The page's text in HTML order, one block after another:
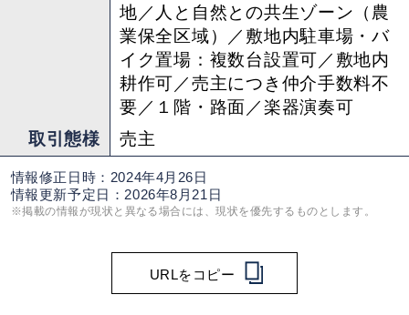
地／人と自然との共生ゾーン（農
業保全区域）／敷地内駐車場・バ
イク置場：複数台設置可／敷地内
耕作可／売主につき仲介手数料不
要／１階・路面／楽器演奏可
取引態様
売主
情報修正日時：2024年4月26日
情報更新予定日：2026年8月21日
※掲載の情報が現状と異なる場合には、現状を優先するものとします。
URLをコピー